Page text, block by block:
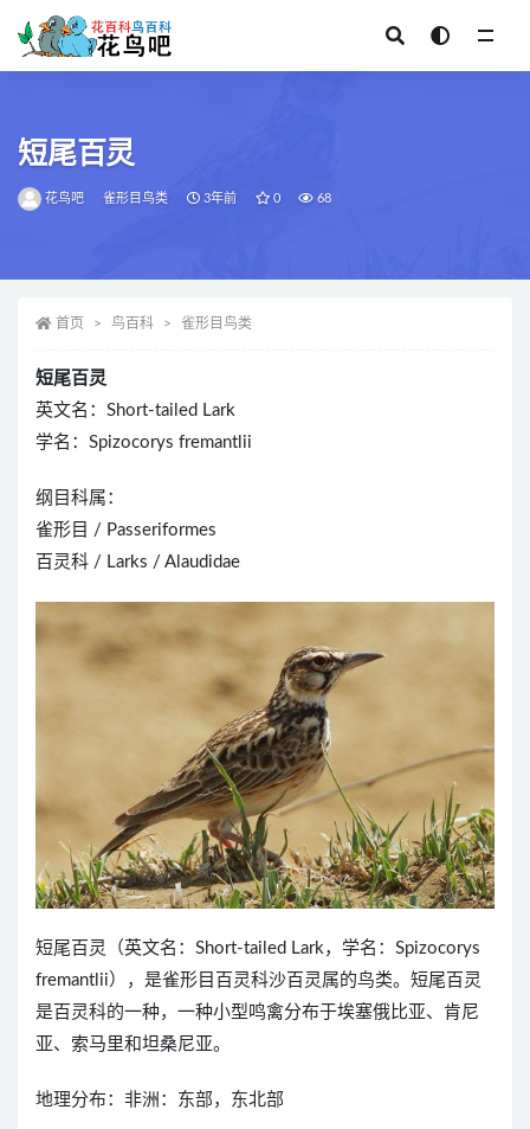
短尾百灵
花鸟吧 雀形目鸟类 3年前 0 68
首页 鸟百科 雀形目鸟类
短尾百灵
英文名：Short-tailed Lark
学名：Spizocorys fremantlii
纲目科属：
雀形目 / Passeriformes
百灵科 / Larks / Alaudidae
短尾百灵（英文名：Short-tailed Lark，学名：Spizocorys
fremantlii），是雀形目百灵科沙百灵属的鸟类。短尾百灵
是百灵科的一种，一种小型鸣禽分布于埃塞俄比亚、肯尼
亚、索马里和坦桑尼亚。
地理分布：非洲：东部，东北部